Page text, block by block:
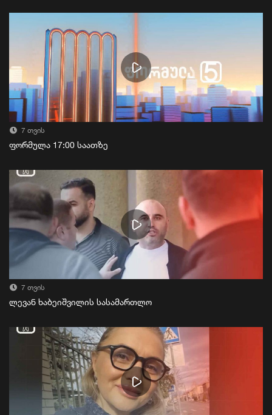
7 თვის
ფორმულა 17:00 საათზე
7 თვის
ლევან ხაბეიშვილის სასამართლო